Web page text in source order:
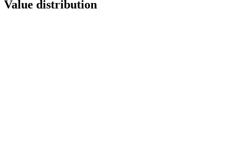
Value distribution